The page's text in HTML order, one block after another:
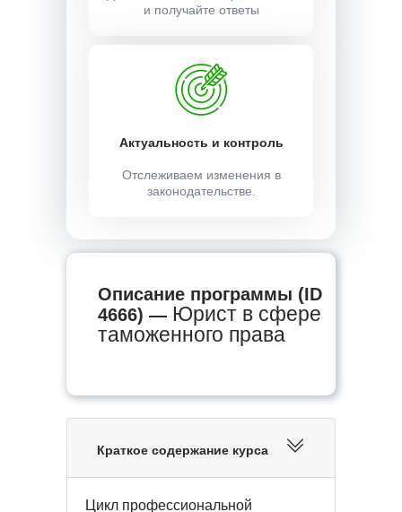
и получайте ответы
Актуальность и контроль
Отслеживаем изменения в
законодательстве.
Описание программы (ID
4666) — Юрист в сфере
таможенного права
Краткое содержание курса
Цикл профессиональной